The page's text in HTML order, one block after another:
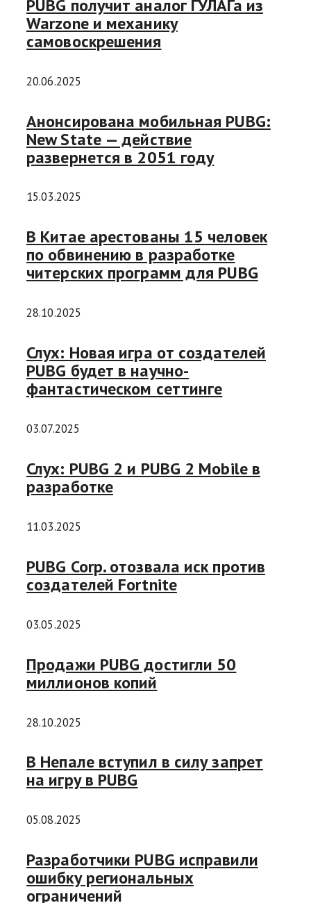
PUBG получит аналог ГУЛАГа из
Warzone и механику
самовоскрешения
20.06.2025
Анонсирована мобильная PUBG:
New State — действие
развернется в 2051 году
15.03.2025
В Китае арестованы 15 человек
по обвинению в разработке
читерских программ для PUBG
28.10.2025
Слух: Новая игра от создателей
PUBG будет в научно-
фантастическом сеттинге
03.07.2025
Слух: PUBG 2 и PUBG 2 Mobile в
разработке
11.03.2025
PUBG Corp. отозвала иск против
создателей Fortnite
03.05.2025
Продажи PUBG достигли 50
миллионов копий
28.10.2025
В Непале вступил в силу запрет
на игру в PUBG
05.08.2025
Разработчики PUBG исправили
ошибку региональных
ограничений